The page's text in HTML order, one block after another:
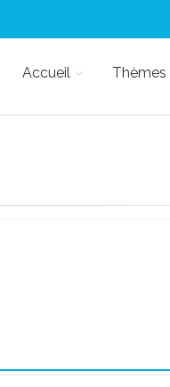
Accueil Thèmes